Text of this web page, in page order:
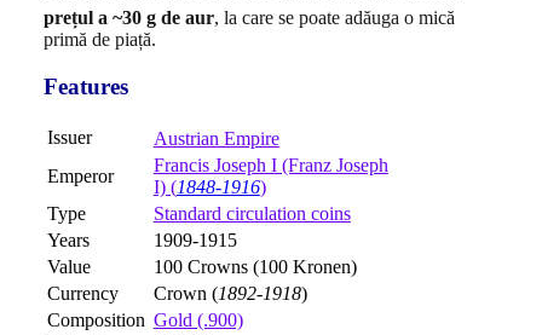
prețul a ~30 g de aur, la care se poate adăuga o mică
primă de piață.
Features
Issuer
Austrian Empire
Emperor
Francis Joseph I (Franz Joseph
I) (1848-1916)
Type
Standard circulation coins
Years
1909-1915
Value
100 Crowns (100 Kronen)
Currency
Crown (1892-1918)
Composition Gold (.900)